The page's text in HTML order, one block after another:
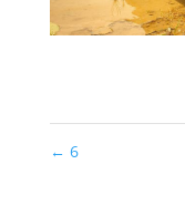
← 6